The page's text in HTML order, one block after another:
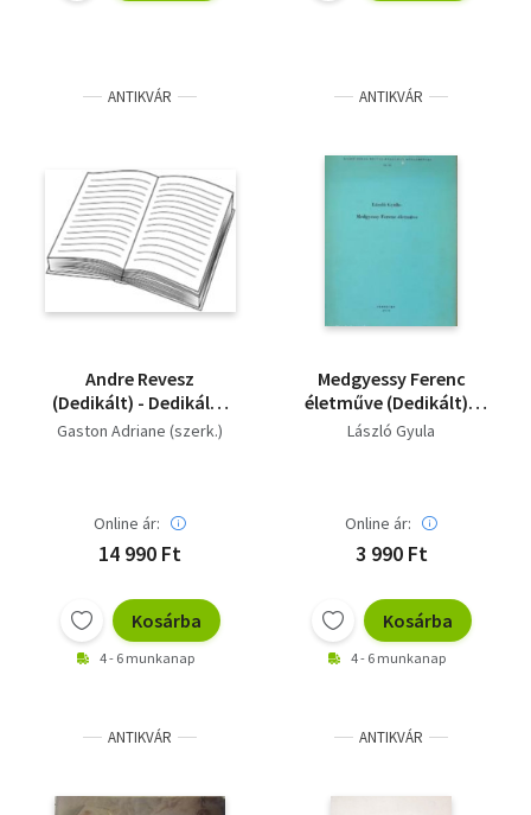
ANTIKVÁR
Andre Revesz
(Dedikált) - Dedikált -
Dedikált
Gaston Adriane (szerk.)
Online ár:
14 990 Ft
Kosárba
4 - 6 munkanap
ANTIKVÁR
Medgyessy Ferenc
életműve (Dedikált) -
Dedikált - Dedikált
László Gyula
Online ár:
3 990 Ft
Kosárba
4 - 6 munkanap
ANTIKVÁR ANTIKVÁR